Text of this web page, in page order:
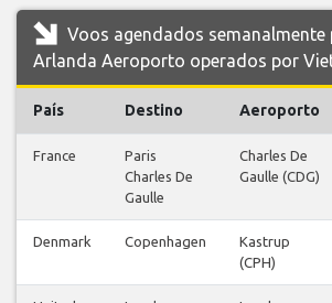
Voos agendados semanalmente
Arlanda Aeroporto operados por
País Destino Aeroporto
France
Paris
Charles De
Gaulle
Charles De
Gaulle (CDG)
Denmark Copenhagen
Kastrup
(CPH)